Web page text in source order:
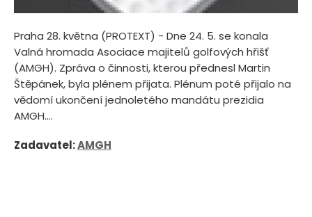
Praha 28. května (PROTEXT) - Dne 24. 5. se konala
Valná hromada Asociace majitelů golfových hřišť
(AMGH). Zpráva o činnosti, kterou přednesl Martin
Štěpánek, byla plénem přijata. Plénum poté přijalo na
vědomí ukončení jednoletého mandátu prezidia
AMGH....
Zadavatel:AMGH